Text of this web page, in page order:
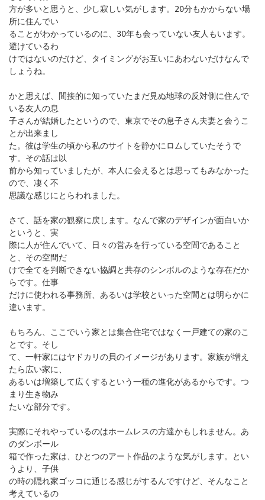
方が多いと思うと、少し寂しい気がします。20分もかからない場
所に住んでい
ることがわかっているのに、30年も会っていない友人もいます。
避けているわ
けではないのだけど、タイミングがお互いにあわないだけなんで
しょうね。
かと思えば、間接的に知っていたまだ見ぬ地球の反対側に住んで
いる友人の息
子さんが結婚したというので、東京でその息子さん夫妻と会うこ
とが出来まし
た。彼は学生の頃から私のサイトを静かにロムしていたそうで
す。その話は以
前から知っていましたが、本人に会えるとは思ってもみなかった
ので、凄く不
思議な感じにとらわれました。
さて、話を家の観察に戻します。なんで家のデザインが面白いか
というと、実
際に人が住んでいて、日々の営みを行っている空間であること
と、その空間だ
けで全てを判断できない協調と共存のシンボルのような存在だか
らです。仕事
だけに使われる事務所、あるいは学校といった空間とは明らかに
違います。
もちろん、ここでいう家とは集合住宅ではなく一戸建ての家のこ
とです。そし
て、一軒家にはヤドカリの貝のイメージがあります。家族が増え
たら広い家に、
あるいは増築して広くするという一種の進化があるからです。つ
まり生き物み
たいな部分です。
実際にそれやっているのはホームレスの方達かもしれません。あ
のダンボール
箱で作った家は、ひとつのアート作品のような気がします。とい
うより、子供
の時の隠れ家ゴッコに通じる感じがするんですけど、そんなこと
考えているの